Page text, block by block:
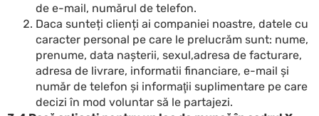
de e-mail, numărul de telefon.
Daca sunteți clienți ai companiei noastre, datele cu
caracter personal pe care le prelucrăm sunt: nume,
prenume, data naşterii, sexul,adresa de facturare,
adresa de livrare, informatii financiare, e-mail și
număr de telefon şi informaţii suplimentare pe care
decizi în mod voluntar să le partajezi.